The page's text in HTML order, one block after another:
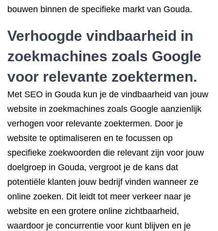
bouwen binnen de specifieke markt van Gouda.
Verhoogde vindbaarheid in
zoekmachines zoals Google
voor relevante zoektermen.
Met SEO in Gouda kun je de vindbaarheid van jouw
website in zoekmachines zoals Google aanzienlijk
verhogen voor relevante zoektermen. Door je
website te optimaliseren en te focussen op
specifieke zoekwoorden die relevant zijn voor jouw
doelgroep in Gouda, vergroot je de kans dat
potentiële klanten jouw bedrijf vinden wanneer ze
online zoeken. Dit leidt tot meer verkeer naar je
website en een grotere online zichtbaarheid,
waardoor je concurrentie voor kunt blijven en je